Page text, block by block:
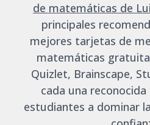
de matemáticas de
principales
mejores tarjetas de
matemáticas
Quizlet, Brainscape,
cada una
estudiantes a dominar